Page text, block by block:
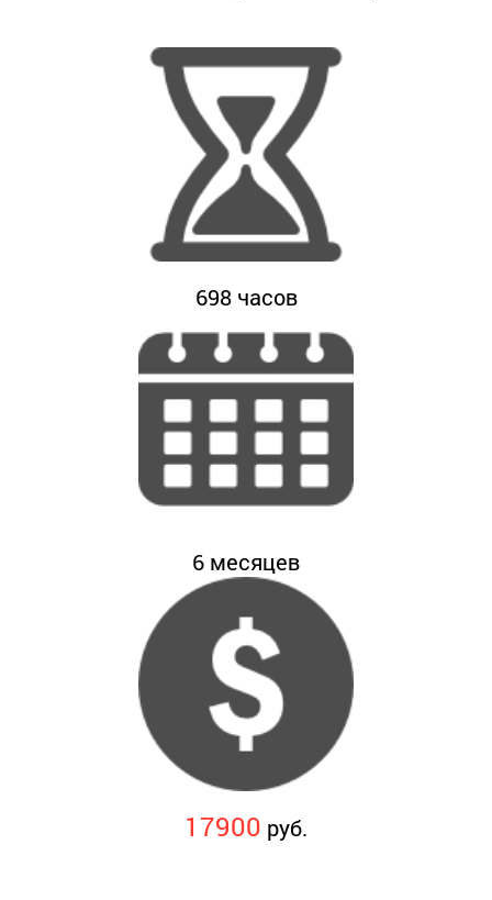
698 часов
6 месяцев
17900 руб.